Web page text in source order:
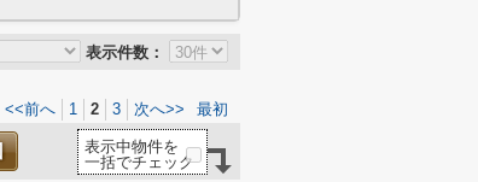
表示件数：
<<前へ 1 2 3 次へ>> 最初
表示中物件を
一括でチェック